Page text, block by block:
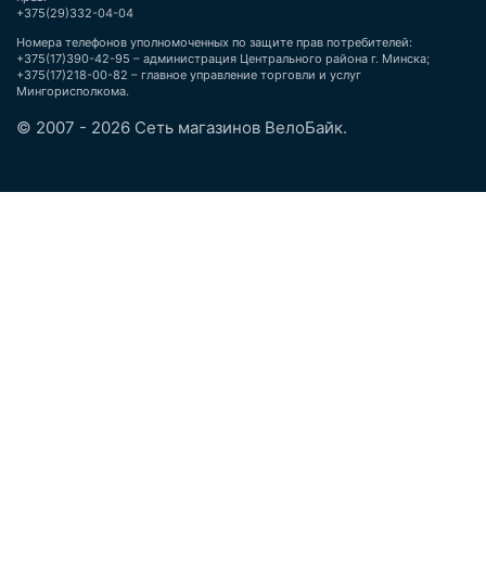
+375(29)332-04-04
Номера телефонов уполномоченных по защите прав потребителей:
+375(17)390-42-95 – администрация Центрального района г. Минска;
+375(17)218-00-82 – главное управление торговли и услуг
Мингорисполкома.
© 2007 - 2026 Сеть магазинов ВелоБайк.